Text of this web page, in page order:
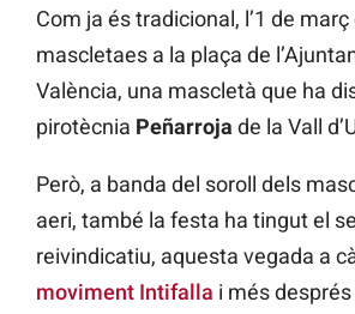
Com ja és tradicional, l’1 de
mascletaes a la plaça de
València, una mascletà que ha
pirotècnia Peñarroja de la Vall
Però, a banda del soroll dels
aeri, també la festa ha tingut el
reivindicatiu, aquesta vegada a
moviment Intifalla i més després